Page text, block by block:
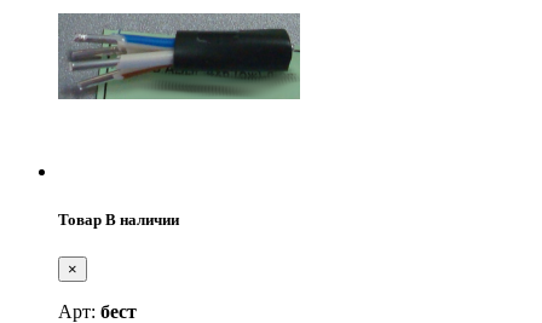
Товар В наличии
×
Арт: бест